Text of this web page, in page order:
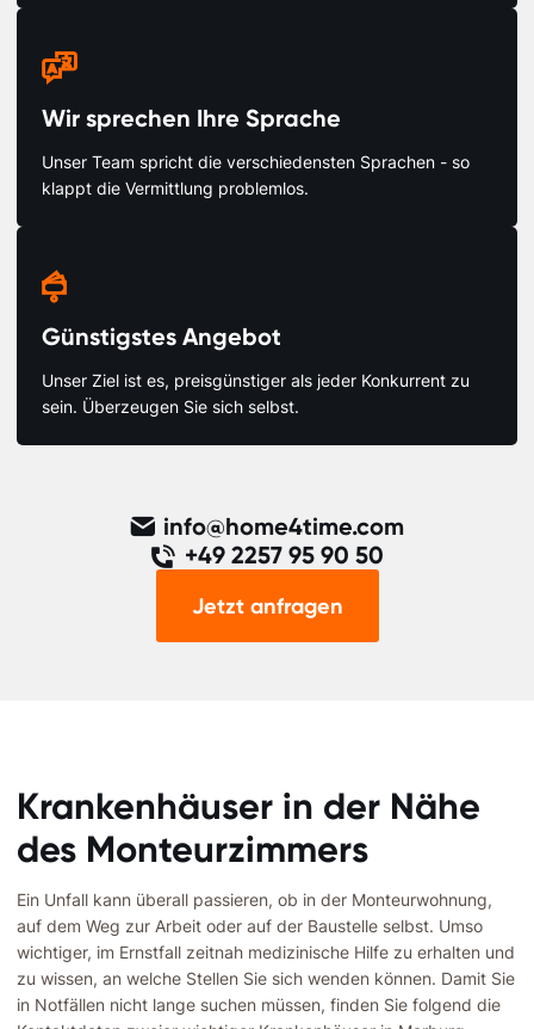

Wir sprechen Ihre Sprache
Unser Team spricht die verschiedensten Sprachen - so
klappt die Vermittlung problemlos.

Günstigstes Angebot
Unser Ziel ist es, preisgünstiger als jeder Konkurrent zu
sein. Überzeugen Sie sich selbst.
info@home4time.com
+49 2257 95 90 50
Jetzt anfragen
Krankenhäuser in der Nähe
des Monteurzimmers
Ein Unfall kann überall passieren, ob in der Monteurwohnung,
auf dem Weg zur Arbeit oder auf der Baustelle selbst. Umso
wichtiger, im Ernstfall zeitnah medizinische Hilfe zu erhalten und
zu wissen, an welche Stellen Sie sich wenden können. Damit Sie
in Notfällen nicht lange suchen müssen, finden Sie folgend die